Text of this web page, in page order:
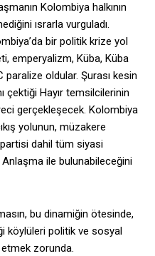
Kolombiya halkının
ısrarla vurguladı.
bir politik krize yol
emperyalizm, Küba, Küba
oldular. Şurası kesin
çektiği Hayır temsilcilerinin
gerçekleşecek. Kolombiya
yolunun, müzakere
dahil tüm siyasi
ile bulunabileceğini
bu dinamiğin ötesinde,
köylüleri politik ve sosyal
zorunda.